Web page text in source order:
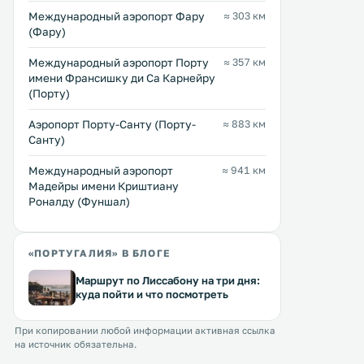
Международный аэропорт Фару
(Фару)
≈ 303 км
Международный аэропорт Порту
имени Франсишку ди Са Карнейру
(Порту)
≈ 357 км
Аэропорт Порту-Санту (Порту-
Санту)
≈ 883 км
Международный аэропорт
Мадейры имени Криштиану
Роналду (Фуншал)
≈ 941 км
«ПОРТУГАЛИЯ» В БЛОГЕ
Маршрут по Лиссабону на три дня:
куда пойти и что посмотреть
При копировании любой информации активная ссылка
на источник обязательна.